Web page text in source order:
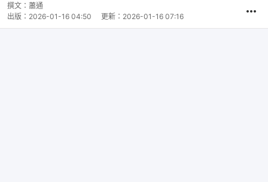
撰文： 蕭通
出版： 2026-01-16 04:50 更新： 2026-01-16 07:16